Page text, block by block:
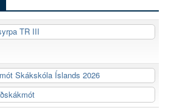
TR III
Skákskóla Íslands 2026